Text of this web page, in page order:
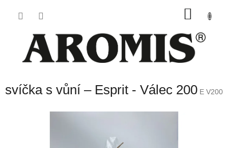
svíčka s vůní – Esprit - Válec 200 E V200